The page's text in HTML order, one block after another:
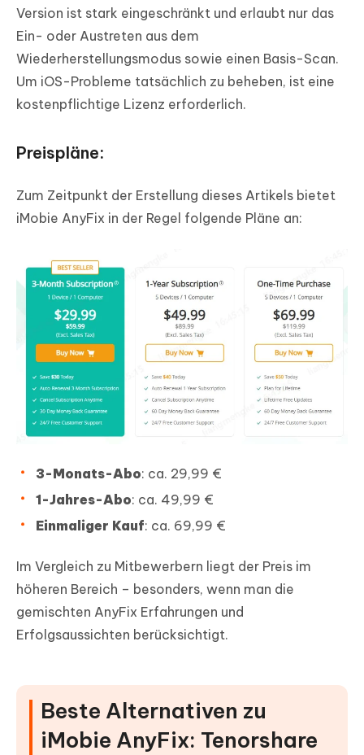
Version ist stark eingeschränkt und erlaubt nur das
Ein- oder Austreten aus dem
Wiederherstellungsmodus sowie einen Basis-Scan.
Um iOS-Probleme tatsächlich zu beheben, ist eine
kostenpflichtige Lizenz erforderlich.
Preispläne:
Zum Zeitpunkt der Erstellung dieses Artikels bietet
iMobie AnyFix in der Regel folgende Pläne an:
3-Monats-Abo: ca. 29,99 €
1-Jahres-Abo: ca. 49,99 €
Einmaliger Kauf: ca. 69,99 €
Im Vergleich zu Mitbewerbern liegt der Preis im
höheren Bereich – besonders, wenn man die
gemischten AnyFix Erfahrungen und
Erfolgsaussichten berücksichtigt.
Beste Alternativen zu
iMobie AnyFix: Tenorshare